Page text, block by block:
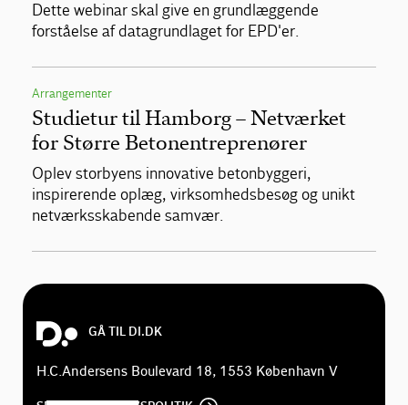
Dette webinar skal give en grundlæggende
forståelse af datagrundlaget for EPD'er.
Arrangementer
Studietur til Hamborg – Netværket
for Større Betonentreprenører
Oplev storbyens innovative betonbyggeri,
inspirerende oplæg, virksomhedsbesøg og unikt
netværksskabende samvær.
GÅ TIL DI.DK
H.C.Andersens Boulevard 18, 1553 København V